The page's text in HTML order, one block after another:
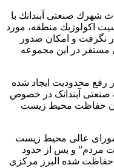
شهرك صنعتی آبندانك با
اكولوژيك منطقه، مورد
نگرفت و امکان صدور
مستقر در این مجموعه
رفع محدودیت ایجاد شده
آبندانک در خصوص
حفاظت محیط زیست
عالی محیط زیست
مردم” و پس از حدود
حفاظت شده البرز مرکزی